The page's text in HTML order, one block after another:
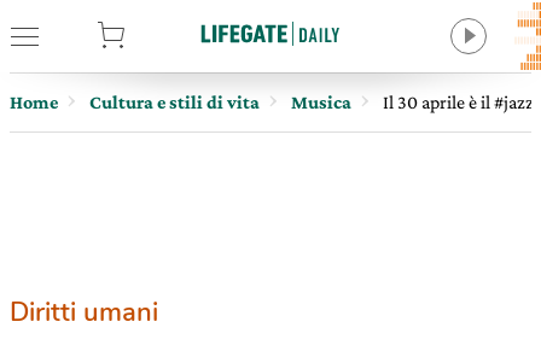
Home Cultura e stili di vita Musica Il 30 aprile è il
Diritti umani